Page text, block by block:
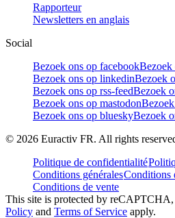
Rapporteur
Newsletters en anglais
Social
Bezoek ons op facebookBezoek
Bezoek ons op linkedinBezoek
Bezoek ons op rss-feedBezoek
Bezoek ons op mastodon
Bezoek ons op blueskyBezoek
© 2026 Euractiv FR. All rights
Politique de confidentialité
Conditions généralesConditions
Conditions de vente
This site is protected by
Policy and Terms of Service apply.